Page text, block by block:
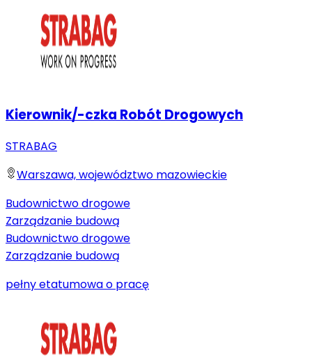
Kierownik/-czka Robót Drogowych
STRABAG
Warszawa, województwo mazowieckie
Budownictwo drogowe
Zarządzanie budową
Budownictwo drogowe
Zarządzanie budową
pełny etatumowa o pracę